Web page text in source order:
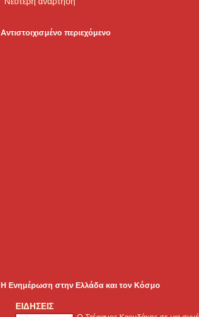
Αντιστοιχισμένο περιεχόμενο
Η Ενημέρωση στην Ελλάδα και τoν Κόσμο
ΕΙΔΗΣΕΙΣ